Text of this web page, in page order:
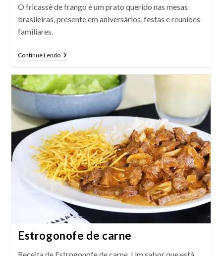
O fricassê de frango é um prato querido nas mesas
brasileiras, presente em aniversários, festas e reuniões
familiares.
Continue LendoFricassê
De
Um
Prato
Barato
Que
Rende
Muito
Estrogonofe de carne
Receita de Estrogonofe de carne. Um sabor que está